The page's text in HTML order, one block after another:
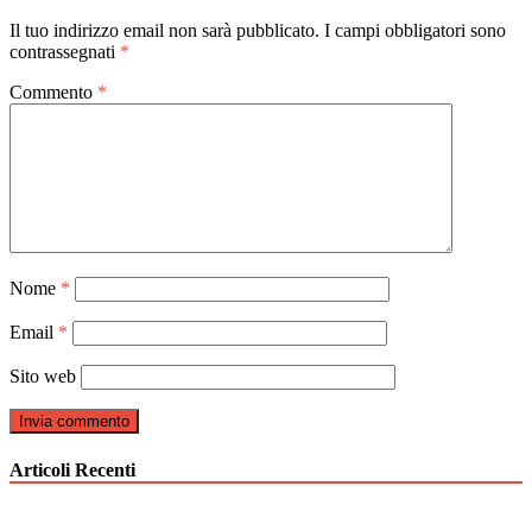
Il tuo indirizzo email non sarà pubblicato. I campi obbligatori sono
contrassegnati *
Commento *
Nome *
Email *
Sito web
Articoli Recenti